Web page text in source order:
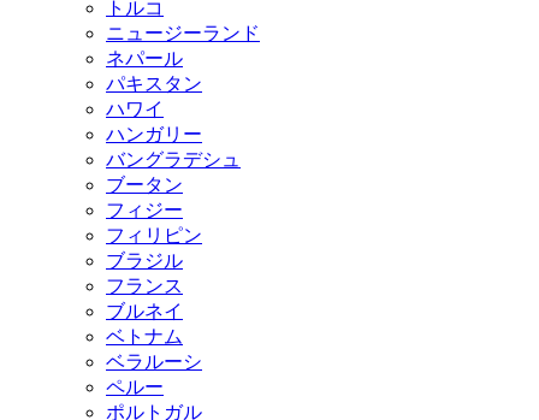
トルコ
ニュージーランド
ネパール
パキスタン
ハワイ
ハンガリー
バングラデシュ
ブータン
フィジー
フィリピン
ブラジル
フランス
ブルネイ
ベトナム
ベラルーシ
ペルー
ポルトガル